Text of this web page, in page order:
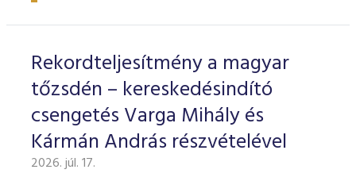
Rekordteljesítmény a magyar
tőzsdén – kereskedésindító
csengetés Varga Mihály és
Kármán András részvételével
2026. júl. 17.